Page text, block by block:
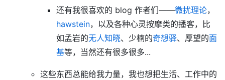
还有我很喜欢的 blog 作者们——微扰理论，
hawstein，以及各种心灵按摩类的播客，比
如孟岩的无人知晓、少楠的奇想驿、厚望的面
基等，当然还有很多很多...
这些东西总能给我力量，我也想把生活、工作中的